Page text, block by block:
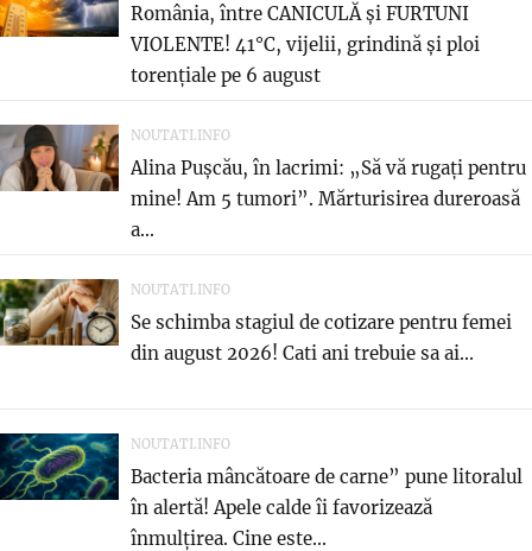
România, între CANICULĂ și FURTUNI
VIOLENTE! 41°C, vijelii, grindină și ploi
torențiale pe 6 august
NOUTATI.INFO
Alina Pușcău, în lacrimi: „Să vă rugați pentru
mine! Am 5 tumori”. Mărturisirea dureroasă
a...
NOUTATI.INFO
Se schimba stagiul de cotizare pentru femei
din august 2026! Cati ani trebuie sa ai...
NOUTATI.INFO
Bacteria mâncătoare de carne” pune litoralul
în alertă! Apele calde îi favorizează
înmulțirea. Cine este...